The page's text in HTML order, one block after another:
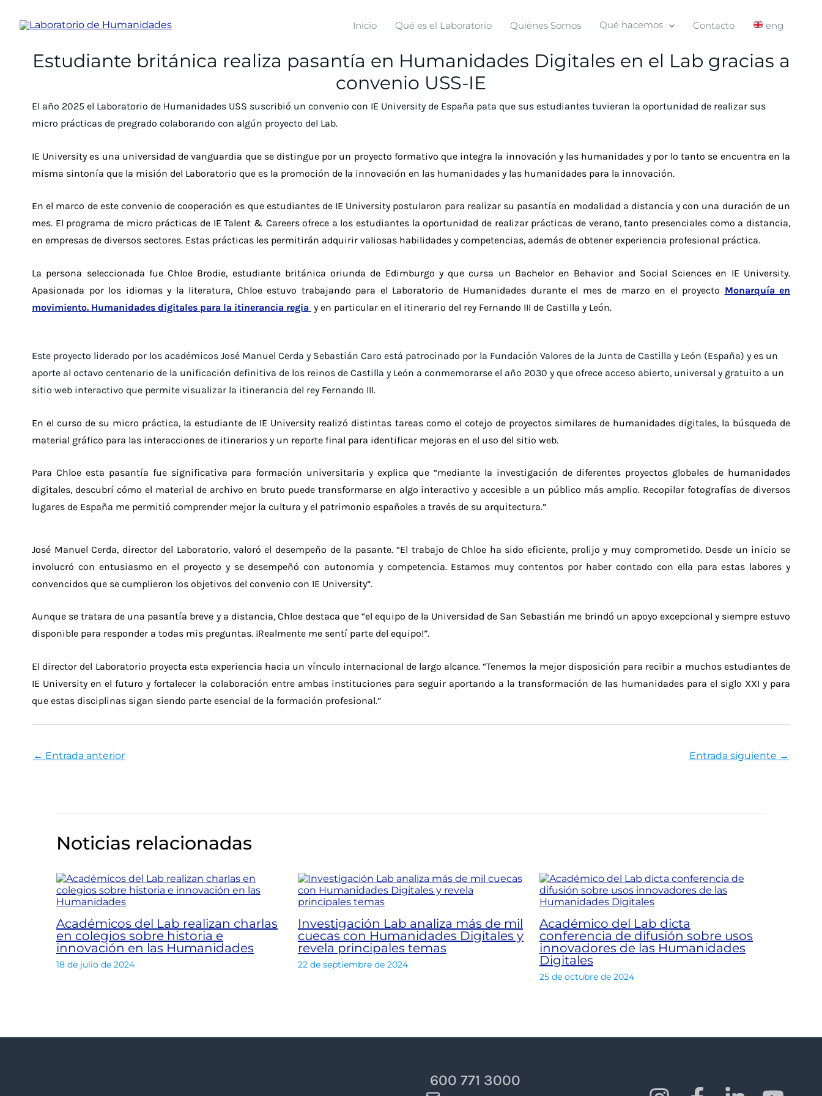
contenido
Inicio Qué es el Laboratorio Quiénes Somos Qué hacemos Contacto eng
Estudiante británica realiza pasantía en Humanidades Digitales en el Lab gracias a
convenio USS-IE
El año 2025 el Laboratorio de Humanidades USS suscribió un convenio con IE University de España pata que sus estudiantes tuvieran la oportunidad de realizar sus
micro prácticas de pregrado colaborando con algún proyecto del Lab.
IE University es una universidad de vanguardia que se distingue por un proyecto formativo que integra la innovación y las humanidades y por lo tanto se encuentra en la
misma sintonía que la misión del Laboratorio que es la promoción de la innovación en las humanidades y las humanidades para la innovación.
En el marco de este convenio de cooperación es que estudiantes de IE University postularon para realizar su pasantía en modalidad a distancia y con una duración de un
mes. El programa de micro prácticas de IE Talent & Careers ofrece a los estudiantes la oportunidad de realizar prácticas de verano, tanto presenciales como a distancia,
en empresas de diversos sectores. Estas prácticas les permitirán adquirir valiosas habilidades y competencias, además de obtener experiencia profesional práctica.
La persona seleccionada fue Chloe Brodie, estudiante británica oriunda de Edimburgo y que cursa un Bachelor en Behavior and Social Sciences en IE University.
Apasionada por los idiomas y la literatura, Chloe estuvo trabajando para el Laboratorio de Humanidades durante el mes de marzo en el proyecto Monarquía en
movimiento. Humanidades digitales para la itinerancia regia y en particular en el itinerario del rey Fernando III de Castilla y León.
Este proyecto liderado por los académicos José Manuel Cerda y Sebastián Caro está patrocinado por la Fundación Valores de la Junta de Castilla y León (España) y es un
aporte al octavo centenario de la unificación definitiva de los reinos de Castilla y León a conmemorarse el año 2030 y que ofrece acceso abierto, universal y gratuito a un
sitio web interactivo que permite visualizar la itinerancia del rey Fernando III.
En el curso de su micro práctica, la estudiante de IE University realizó distintas tareas como el cotejo de proyectos similares de humanidades digitales, la búsqueda de
material gráfico para las interacciones de itinerarios y un reporte final para identificar mejoras en el uso del sitio web.
Para Chloe esta pasantía fue significativa para formación universitaria y explica que “mediante la investigación de diferentes proyectos globales de humanidades
digitales, descubrí cómo el material de archivo en bruto puede transformarse en algo interactivo y accesible a un público más amplio. Recopilar fotografías de diversos
lugares de España me permitió comprender mejor la cultura y el patrimonio españoles a través de su arquitectura.”
José Manuel Cerda, director del Laboratorio, valoró el desempeño de la pasante. “El trabajo de Chloe ha sido eficiente, prolijo y muy comprometido. Desde un inicio se
involucró con entusiasmo en el proyecto y se desempeñó con autonomía y competencia. Estamos muy contentos por haber contado con ella para estas labores y
convencidos que se cumplieron los objetivos del convenio con IE University”.
Aunque se tratara de una pasantía breve y a distancia, Chloe destaca que “el equipo de la Universidad de San Sebastián me brindó un apoyo excepcional y siempre estuvo
disponible para responder a todas mis preguntas. ¡Realmente me sentí parte del equipo!”.
El director del Laboratorio proyecta esta experiencia hacia un vínculo internacional de largo alcance. “Tenemos la mejor disposición para recibir a muchos estudiantes de
IE University en el futuro y fortalecer la colaboración entre ambas instituciones para seguir aportando a la transformación de las humanidades para el siglo XXI y para
que estas disciplinas sigan siendo parte esencial de la formación profesional.”
← Entrada anterior Entrada siguiente →
Noticias relacionadas
Académicos del Lab realizan charlas
en colegios sobre historia e
innovación en las Humanidades
18 de julio de 2024
Investigación Lab analiza más de mil
cuecas con Humanidades Digitales y
revela principales temas
22 de septiembre de 2024
Académico del Lab dicta
conferencia de difusión sobre usos
innovadores de las Humanidades
Digitales
25 de octubre de 2024
600 771 3000